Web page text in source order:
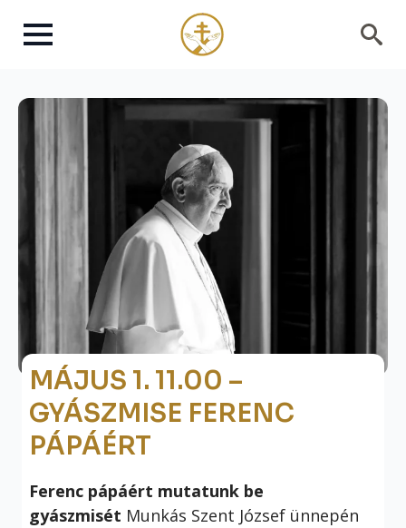
MÁJUS 1. 11.00 –
GYÁSZMISE FERENC
PÁPÁÉRT
Ferenc pápáért mutatunk be
gyászmisét Munkás Szent József ünnepén